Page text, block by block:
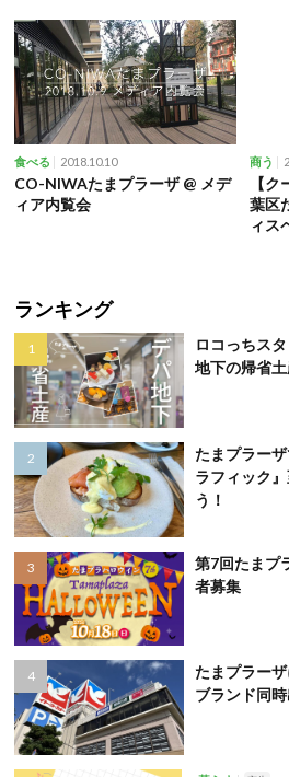
食べる 2018.10.10
CO-NIWAたまプラーザ @ メデ
ィア内覧会
商う
【
葉区
ィス
ランキング
ロコっちス
地下の帰省
たまプラー
ラフィック
う！
第7回たまプ
者募集
たまプラー
ブランド同